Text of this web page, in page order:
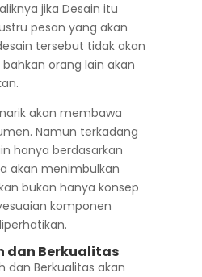
jika Desain itu
pesan yang akan
tersebut tidak akan
orang lain akan
akan membawa
Namun terkadang
hanya berdasarkan
akan menimbulkan
bukan hanya konsep
komponen
dan Berkualitas
dan Berkualitas akan